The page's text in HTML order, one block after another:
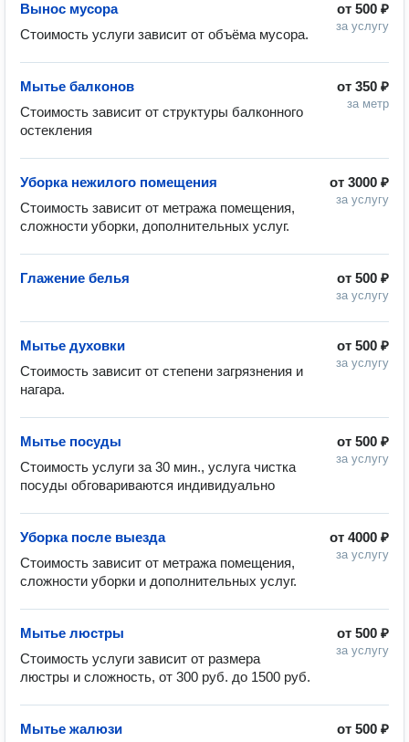
от 500 ₽
за услугу
Вынос мусора
Стоимость услуги зависит от объёма мусора.
от 350 ₽
за метр
Мытье балконов
Стоимость зависит от структуры балконного
остекления
от 3000 ₽
за услугу
Уборка нежилого помещения
Стоимость зависит от метража помещения,
сложности уборки, дополнительных услуг.
от 500 ₽
за услугу
Глажение белья
от 500 ₽
за услугу
Мытье духовки
Стоимость зависит от степени загрязнения и
нагара.
от 500 ₽
за услугу
Мытье посуды
Стоимость услуги за 30 мин., услуга чистка
посуды обговариваются индивидуально
от 4000 ₽
за услугу
Уборка после выезда
Стоимость зависит от метража помещения,
сложности уборки и дополнительных услуг.
от 500 ₽
за услугу
Мытье люстры
Стоимость услуги зависит от размера
люстры и сложность, от 300 руб. до 1500 руб.
от 500 ₽
Мытье жалюзи